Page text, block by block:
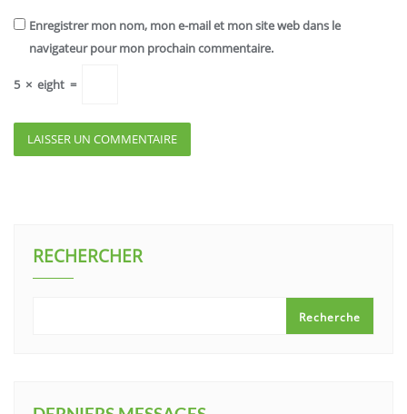
Enregistrer mon nom, mon e-mail et mon site web dans le
navigateur pour mon prochain commentaire.
5 × eight =
RECHERCHER
Recherche